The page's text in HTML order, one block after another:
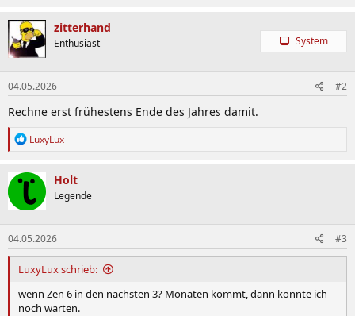
zitterhand
Enthusiast System
04.05.2026 #2
Rechne erst frühestens Ende des Jahres damit.
R
k
t
i
o
n
e
n
:
LuxyLux
Holt
Legende
04.05.2026 #3
LuxyLux schrieb:
wenn Zen 6 in den nächsten 3? Monaten kommt, dann könnte ich
noch warten.